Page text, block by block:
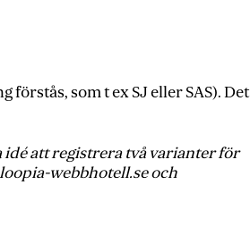
som t ex SJ eller SAS). Det
idé att registrera två varianter för
webbhotell.se och